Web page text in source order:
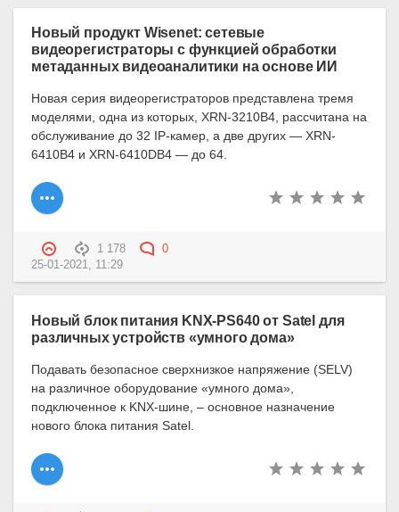
Новый продукт Wisenet: сетевые
видеорегистраторы с функцией обработки
метаданных видеоаналитики на основе ИИ
Новая серия видеорегистраторов представлена тремя
моделями, одна из которых, XRN-3210B4, рассчитана на
обслуживание до 32 IP-камер, а две других — XRN-
6410B4 и XRN-6410DB4 — до 64.
1 178
0
25-01-2021, 11:29
Новый блок питания KNX-PS640 от Satel для
различных устройств «умного дома»
Подавать безопасное сверхнизкое напряжение (SELV)
на различное оборудование «умного дома»,
подключенное к KNX-шине, – основное назначение
нового блока питания Satel.